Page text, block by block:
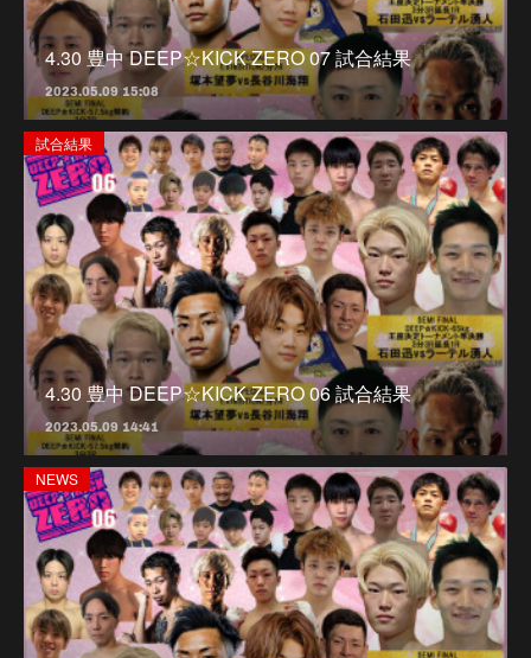
4.30 豊中 DEEP☆KICK ZERO 07 試合結果
2023.05.09 15:08
試合結果
4.30 豊中 DEEP☆KICK ZERO 06 試合結果
2023.05.09 14:41
NEWS